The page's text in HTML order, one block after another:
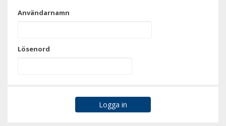
Användarnamn
Lösenord